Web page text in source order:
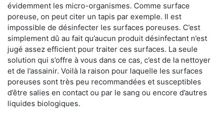
évidemment les micro-organismes. Comme surface
poreuse, on peut citer un tapis par exemple. Il est
impossible de désinfecter les surfaces poreuses. C’est
simplement dû au fait qu’aucun produit désinfectant n’est
jugé assez efficient pour traiter ces surfaces. La seule
solution qui s’offre à vous dans ce cas, c’est de la nettoyer
et de l’assainir. Voilà la raison pour laquelle les surfaces
poreuses sont très peu recommandées et susceptibles
d’être salies en contact ou par le sang ou encore d’autres
liquides biologiques.